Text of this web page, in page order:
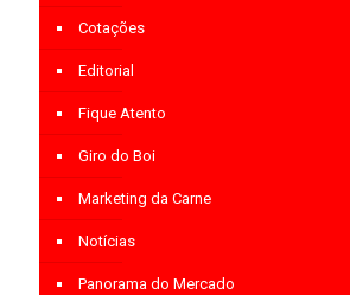
Cotações
Editorial
Fique Atento
Giro do Boi
Marketing da Carne
Notícias
Panorama do Mercado